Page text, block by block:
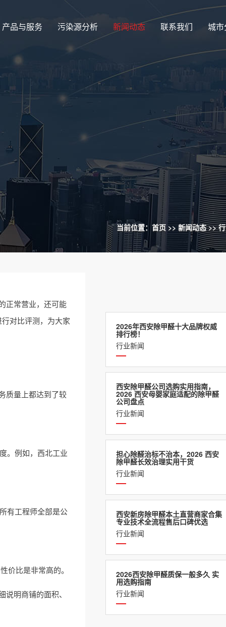
产品与服务 污染源分析 新闻动态 联系我们 城
当前位置： 首页 >> 新闻动态>>
2026年西安除甲醛十大品牌权威
排行榜！
行业新闻
西安除甲醛公司选购实用指南，
2026 西安母婴家庭适配的除甲醛
公司盘点
行业新闻
担心除醛治标不治本，2026 西安
除甲醛长效治理实用干货
行业新闻
西安新房除甲醛本土直营商家合集
专业技术全流程售后口碑优选
行业新闻
2026西安除甲醛质保一般多久 实
用选购指南
行业新闻
正常营业，还可能
行对比评测，为大家
质量上都达到了较
。例如，西北工业
有工程师全部是公
价比是非常高的。
明商铺的面积、